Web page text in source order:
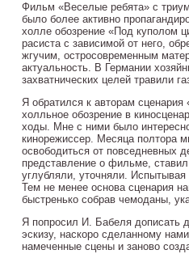
Фильм «Веселые ребята» с
было более активно
холле обозрение «Под куполом
расиста с зависимой от него,
жгучим, остросовременным
актуальность. В Германии
захватнических целей травили
Я обратился к авторам
холльное обозрение в
ходы. Мне с ними было
кинорежиссер. Месяца полтора
освободиться от повседневных
представление о фильме,
углубляли, уточняли.
Тем не менее основа сценария
быстренько собрав чемоданы,
Я попросил И. Бабеля дописать
эскизу, наскоро сделанному
намеченные сцены и заново